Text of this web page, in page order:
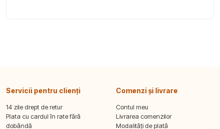
Servicii pentru clienți
14 zile drept de retur
Plata cu cardul în rate fără
dobândă
Comenzi și livrare
Contul meu
Livrarea comenzilor
Modalități de plată